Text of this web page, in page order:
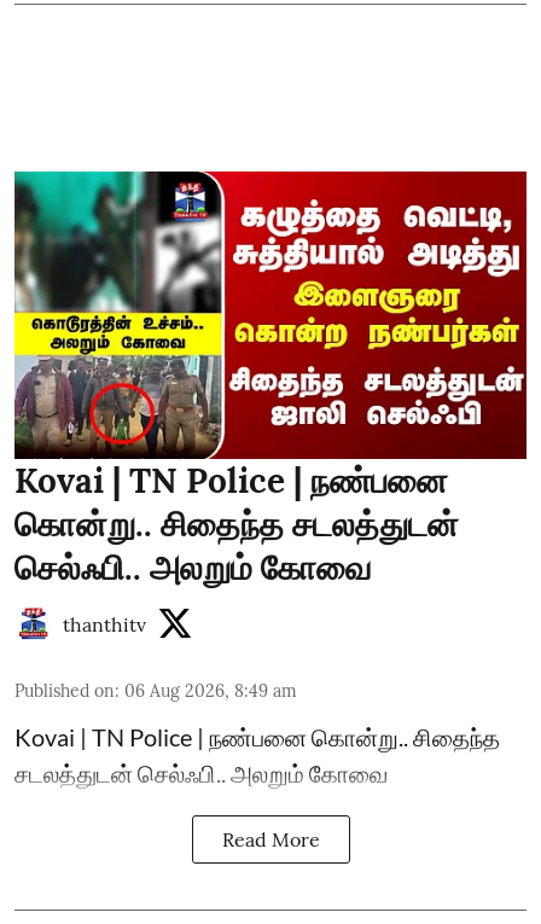
Kovai | TN Police | நண்பனை
கொன்று.. சிதைந்த சடலத்துடன்
செல்ஃபி.. அலறும் கோவை
thanthitv
Published on: 06 Aug 2026, 8:49 am
Kovai | TN Police | நண்பனை கொன்று.. சிதைந்த
சடலத்துடன் செல்ஃபி.. அலறும் கோவை
Read More